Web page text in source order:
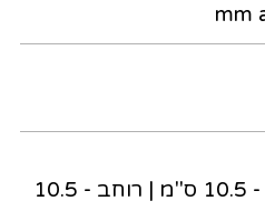
גובה - 18.4 ס"מ | עומק - 10.5 ס"מ | רוחב - 10.5